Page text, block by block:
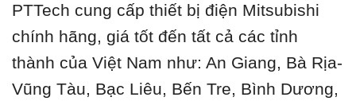
PTTech cung cấp thiết bị điện Mitsubishi
chính hãng, giá tốt đến tất cả các tỉnh
thành của Việt Nam như: An Giang, Bà Rịa-
Vũng Tàu, Bạc Liêu, Bến Tre, Bình Dương,